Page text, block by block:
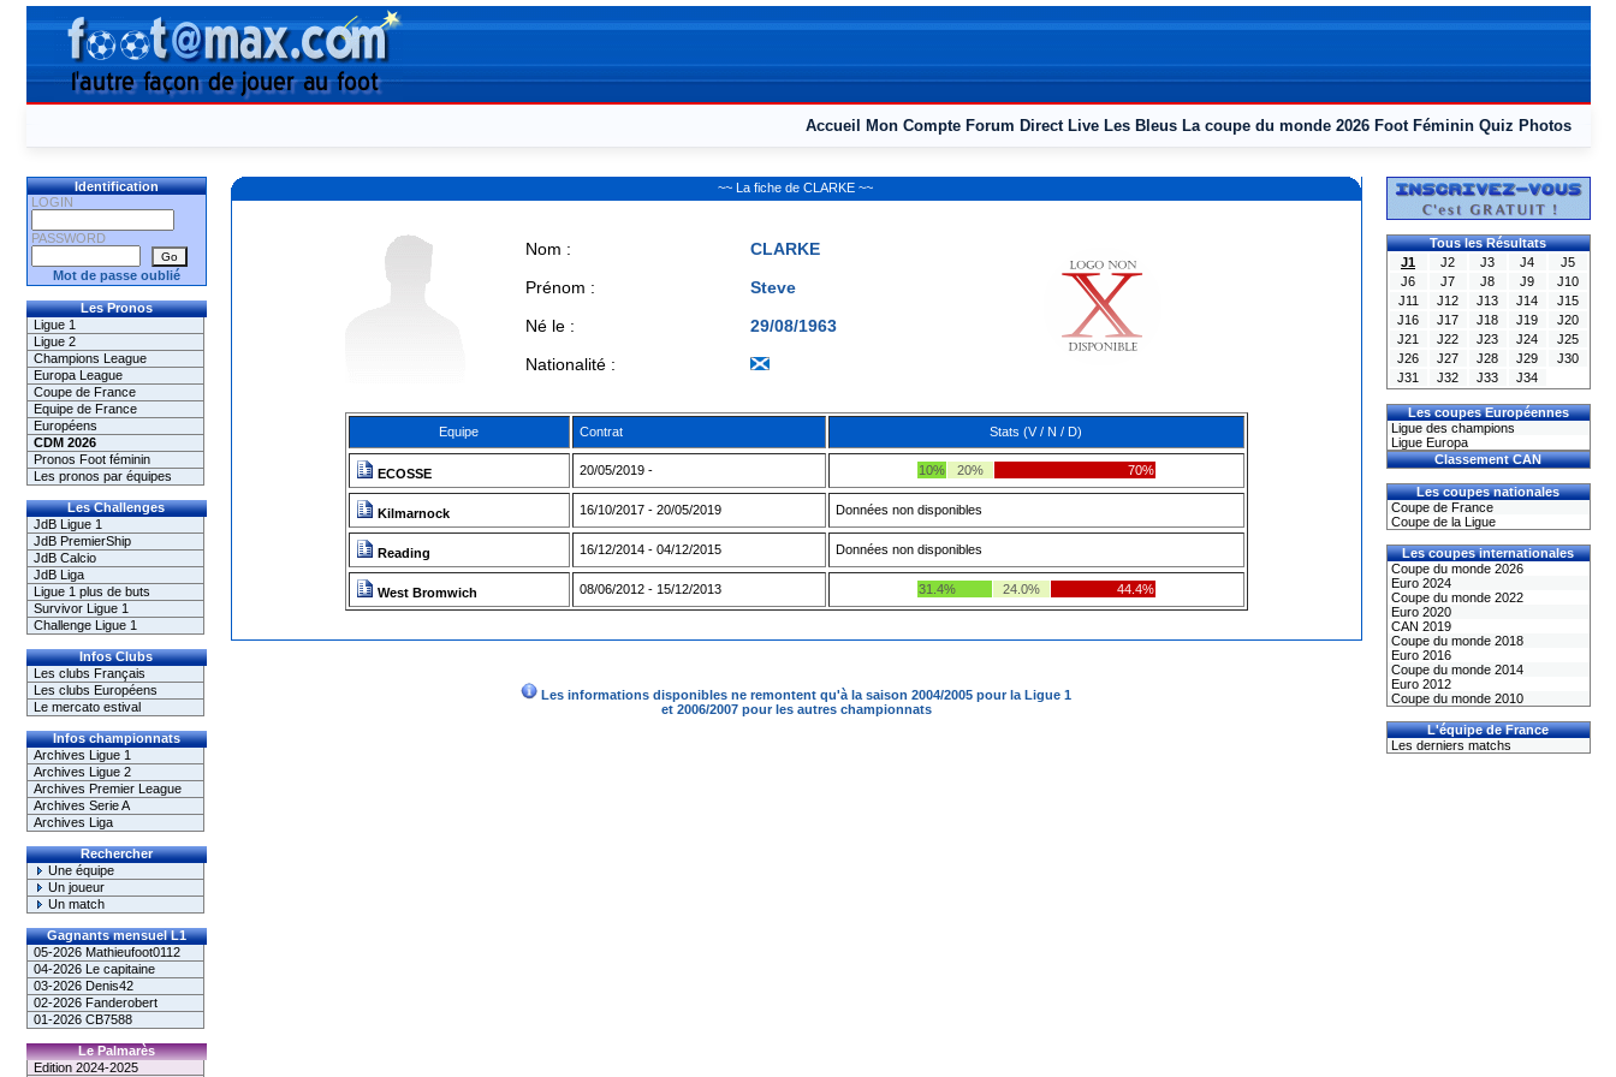
Accueil Mon Compte Forum Direct Live Les Bleus La coupe du monde 2026 Foot Féminin Quiz Photos
Identification
LOGIN
PASSWORD
Mot de passe oublié
Les Pronos
Ligue 1
Ligue 2
Champions League
Europa League
Coupe de France
Equipe de France
Européens
CDM 2026
Pronos Foot féminin
Les pronos par équipes
Les Challenges
JdB Ligue 1
JdB PremierShip
JdB Calcio
JdB Liga
Ligue 1 plus de buts
Survivor Ligue 1
Challenge Ligue 1
Infos Clubs
Les clubs Français
Les clubs Européens
Le mercato estival
Infos championnats
Archives Ligue 1
Archives Ligue 2
Archives Premier League
Archives Serie A
Archives Liga
Rechercher
Une équipe
Un joueur
Un match
Gagnants mensuel L1
05-2026 Mathieufoot0112
04-2026 Le capitaine
03-2026 Denis42
02-2026 Fanderobert
01-2026 CB7588
Le Palmarès
Edition 2024-2025
~~ La fiche de CLARKE ~~
Nom :
CLARKE
Prénom :
Steve
Né le :
29/08/1963
Nationalité :
Equipe Contrat Stats (V / N / D)
ECOSSE 20/05/2019 - 10% 20% 70%
Kilmarnock 16/10/2017 - 20/05/2019 Données non disponibles
Reading 16/12/2014 - 04/12/2015 Données non disponibles
West Bromwich 08/06/2012 - 15/12/2013 31.4% 24.0% 44.4%
Les informations disponibles ne remontent qu'à la saison 2004/2005 pour la Ligue 1
et 2006/2007 pour les autres championnats
Tous les Résultats
J1
J2 J3 J4
J5
J6
J7 J8 J9
J10
J11
J12 J13 J14
J15
J16
J17 J18 J19
J20
J21
J22 J23 J24
J25
J26
J27 J28 J29
J30
J31
J32 J33 J34
Les coupes Européennes
Ligue des champions
Ligue Europa
Classement CAN
Les coupes nationales
Coupe de France
Coupe de la Ligue
Les coupes internationales
Coupe du monde 2026
Euro 2024
Coupe du monde 2022
Euro 2020
CAN 2019
Coupe du monde 2018
Euro 2016
Coupe du monde 2014
Euro 2012
Coupe du monde 2010
L'équipe de France
Les derniers matchs